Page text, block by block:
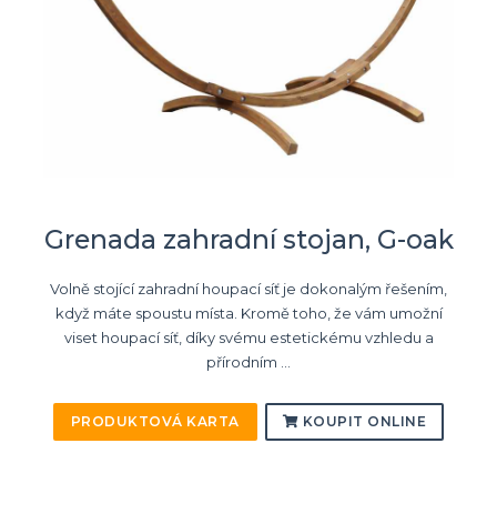
Grenada zahradní stojan, G-oak
Volně stojící zahradní houpací síť je dokonalým řešením,
když máte spoustu místa. Kromě toho, že vám umožní
viset houpací síť, díky svému estetickému vzhledu a
přírodním ...
PRODUKTOVÁ KARTA KOUPIT ONLINE